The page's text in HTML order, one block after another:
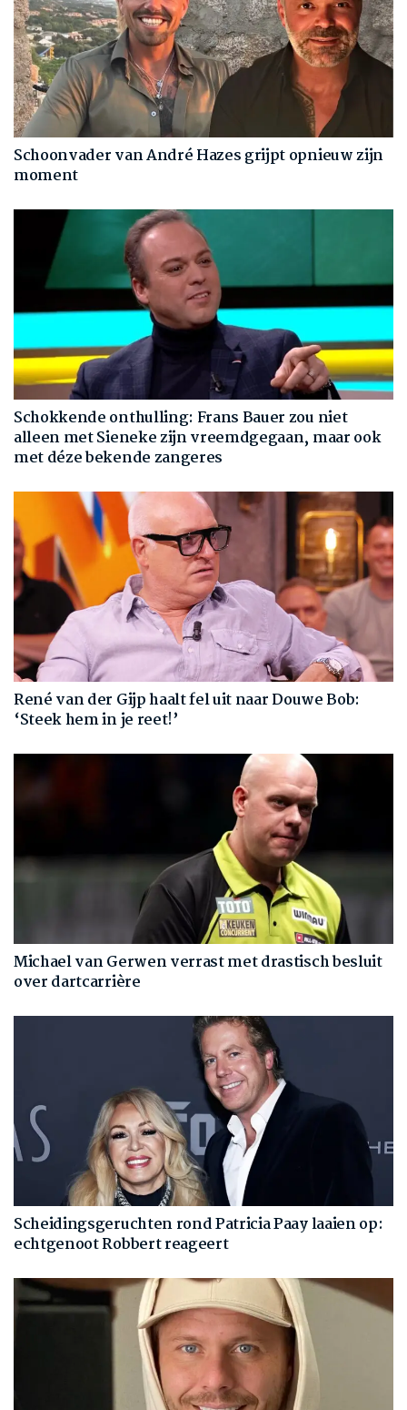
Schoonvader van André Hazes grijpt opnieuw zijn
moment
Schokkende onthulling: Frans Bauer zou niet
alleen met Sieneke zijn vreemdgegaan, maar ook
met déze bekende zangeres
René van der Gijp haalt fel uit naar Douwe Bob:
‘Steek hem in je reet!’
Michael van Gerwen verrast met drastisch besluit
over dartcarrière
Scheidingsgeruchten rond Patricia Paay laaien op:
echtgenoot Robbert reageert